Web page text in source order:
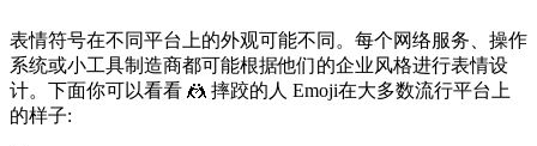
表情符号在不同平台上的外观可能不同。每个网络服务、操作
系统或小工具制造商都可能根据他们的企业风格进行表情设
计。下面你可以看看 🤼 摔跤的人 Emoji在大多数流行平台上
的样子: